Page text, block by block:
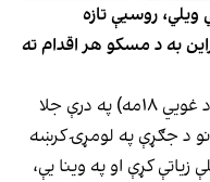
روسیې تازه
به د مسکو هر اقدام ته
زېلېنسکي د جمعې ورځې په ناوخته (د غويي ۱۸مه) په درې جلا
د جګړې په لومړۍ کرښه
زیاتې کړې او په وینا یې،